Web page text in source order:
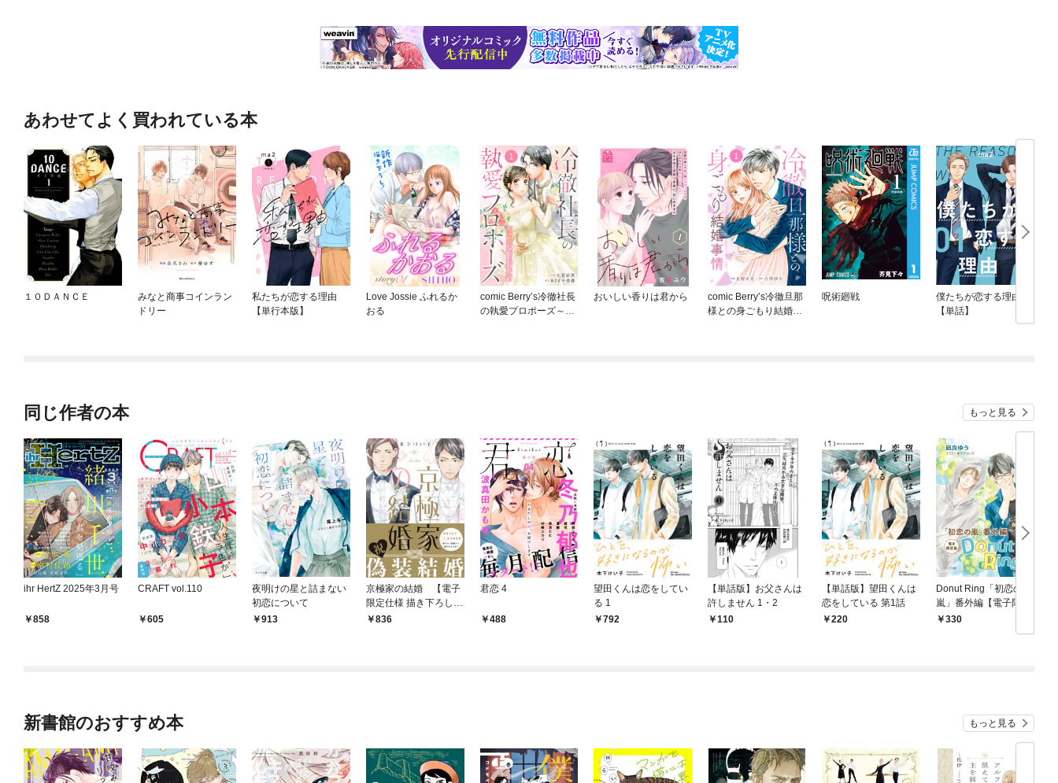
あわせてよく買われている本
１０ＤＡＮＣＥ
みなと商事コインラン
ドリー
私たちが恋する理由
【単行本版】
Love Jossie ふれるか
おる
comic Berry’s冷徹社長
の執愛プロポーズ～花
おいしい香りは君から
comic Berry’s冷徹旦那
様との身ごもり結婚事
呪術廻戦
僕たちが恋する理由
【単話】
同じ作者の本 もっと見る
ihr HertZ 2025年3月号
858
CRAFT vol.110
605
夜明けの星と詰まない
初恋について
913
京極家の結婚 【電子
限定仕様 描き下ろしマ
ンガ10P付】
836
君恋 4
488
望田くんは恋をしてい
る 1
792
【単話版】お父さんは
許しません 1・2
110
【単話版】望田くんは
恋をしている 第1話
220
Donut Ring「初恋の
嵐」番外編【電子限定
版】330
新書館のおすすめ本 もっと見る